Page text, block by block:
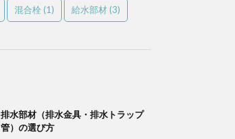
混合栓 (1) 給水部材(3)
排水部材（排水金具・排水トラップ
管）の選び方